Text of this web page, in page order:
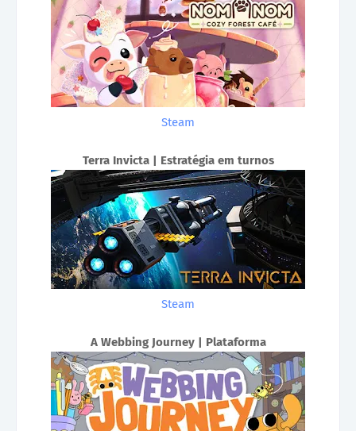
Steam
Terra Invicta | Estratégia em turnos
Steam
A Webbing Journey | Plataforma